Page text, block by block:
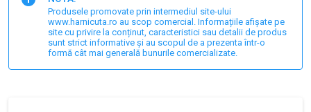
Produsele promovate prin intermediul site-ului
www.harnicuta.ro au scop comercial. Informațiile afișate pe
site cu privire la conținut, caracteristici sau detalii de produs
sunt strict informative și au scopul de a prezenta într-o
formă cât mai generală bunurile comercializate.